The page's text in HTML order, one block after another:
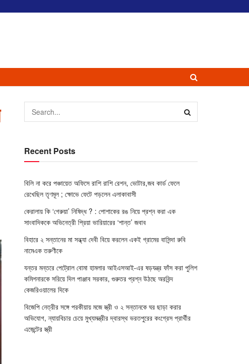
Recent Posts
বিলি না করে পঞ্চায়েত অফিসে রাশি রাশি রেশন, ভোটার,জব কার্ড ফেলে
রেখেছিল তৃণমূল ; ক্ষোভে ফেটে পড়লেন এলাকাবাসী
কেরালায় কি ‘গেরুয়া’ নিষিদ্ধ ? : পোশাকের রঙ নিয়ে প্রশ্ন করা এক
সাংবাদিককে অভিনেত্রী প্রিয়া ভারিয়ারের ‘শান্ত’ জবাব
বিহারে ২ সন্তানের মা সন্ধ্যা দেবী বিয়ে করলেন একই গ্রামের বাসিন্দা রুবি
নামেএক তরুণীকে
যন্তর মন্তরে পেট্রোল বোমা হামলার আইএসআই-এর ষড়যন্ত্র ফাঁস করা পুলিশ
কমিশনারকে সরিয়ে দিল পাঞ্জাব সরকার, গুরুতর প্রশ্ন উঠছে অরবিন্দ
কেজরিওয়ালের দিকে
বিজেপি নেত্রীর সঙ্গে পরকীয়ায় মজে স্ত্রী ও ২ সন্তানকে ঘর ছাড়া করার
অভিযোগ, ন্যায়বিচার চেয়ে মুখ্যমন্ত্রীর দ্বারস্থ ভরতপুরের কংগ্রেস প্রার্থীর
এজেন্টের স্ত্রী